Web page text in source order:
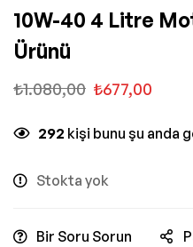
10W-40 4 Litre
Ürünü
₺1.080,00 ₺677,00
292 kişi bunu şu anda
Stokta yok
Bir Soru Sorun